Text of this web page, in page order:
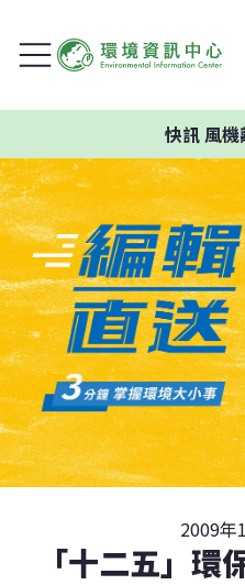
快訊風機
2009年
「十二五」